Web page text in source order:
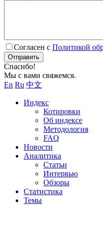
Согласен с Политикой
Отправить
Спасибо!
Мы с вами свяжемся.
En Ru 中文
Индекс
Котировки
Об индексе
Методология
FAQ
Новости
Аналитика
Статьи
Интервью
Обзоры
Статистика
Темы